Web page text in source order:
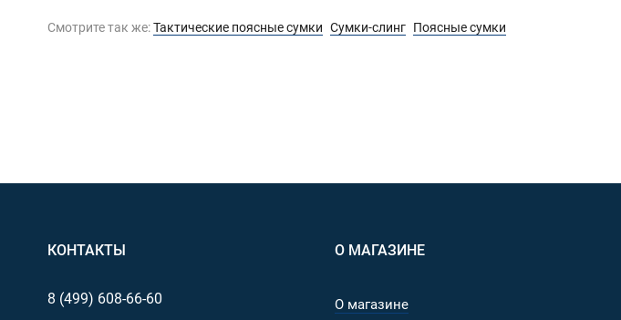
Размеры и вес:
равноценную (не в ущерб качеству).
Смотрите так же:Тактические поясные сумки Cумки-слинг Поясные сумки
КОНТАКТЫ
8 (499) 608-66-60
О МАГАЗИНЕ
О магазине